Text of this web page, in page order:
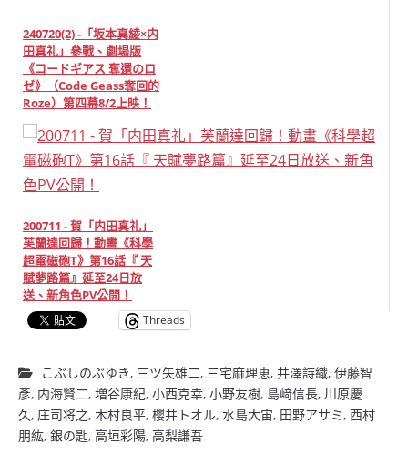
240720(2) -「坂本真綾×内
田真礼」參戰、劇場版
《コードギアス 奪還のロ
ゼ》（Code Geass奪回的
Roze）第四幕8/2上映！
200711 - 賀「内田真礼」
芙蘭達回歸！動畫《科學
超電磁砲T》第16話『 天
賦夢路篇』延至24日放
送、新角色PV公開！
Threads
こぶしのぶゆき, 三ツ矢雄二, 三宅麻理恵, 井澤詩織, 伊藤智
彥, 内海賢二, 増谷康紀, 小西克幸, 小野友樹, 島﨑信長, 川原慶
久, 庄司将之, 木村良平, 櫻井トオル, 水島大宙, 田野アサミ, 西村
朋紘, 銀の匙, 高垣彩陽, 高梨謙吾